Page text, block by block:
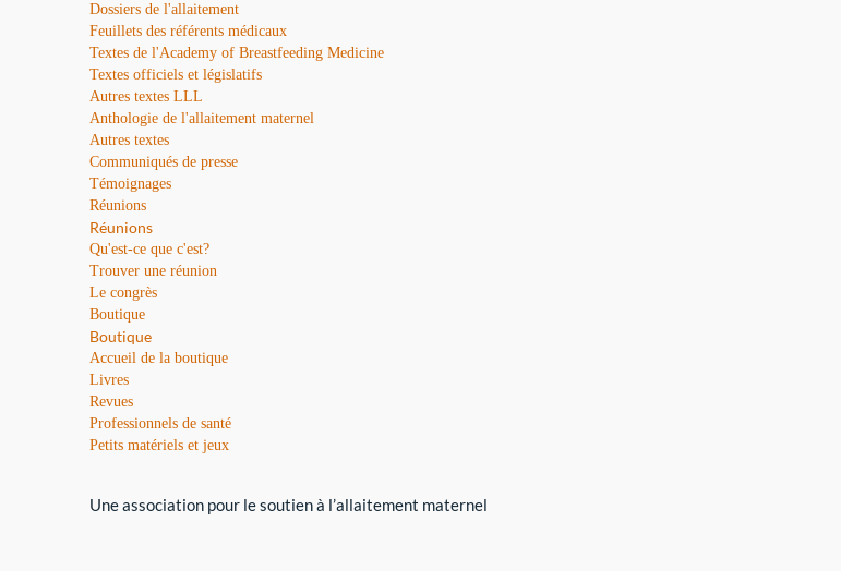
Dossiers de l'allaitement
Feuillets des référents médicaux
Textes de l'Academy of Breastfeeding Medicine
Textes officiels et législatifs
Autres textes LLL
Anthologie de l'allaitement maternel
Autres textes
Communiqués de presse
Témoignages
Réunions
Réunions
Qu'est-ce que c'est?
Trouver une réunion
Le congrès
Boutique
Boutique
Accueil de la boutique
Livres
Revues
Professionnels de santé
Petits matériels et jeux
Une association pour le soutien à l’allaitement maternel